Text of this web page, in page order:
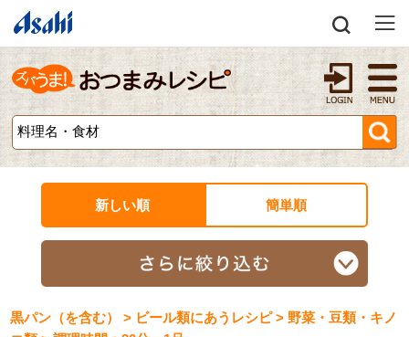
新しい順 簡単順
黒パン（を含む） > ビール類にあうレシピ > 野菜・豆類・キノ